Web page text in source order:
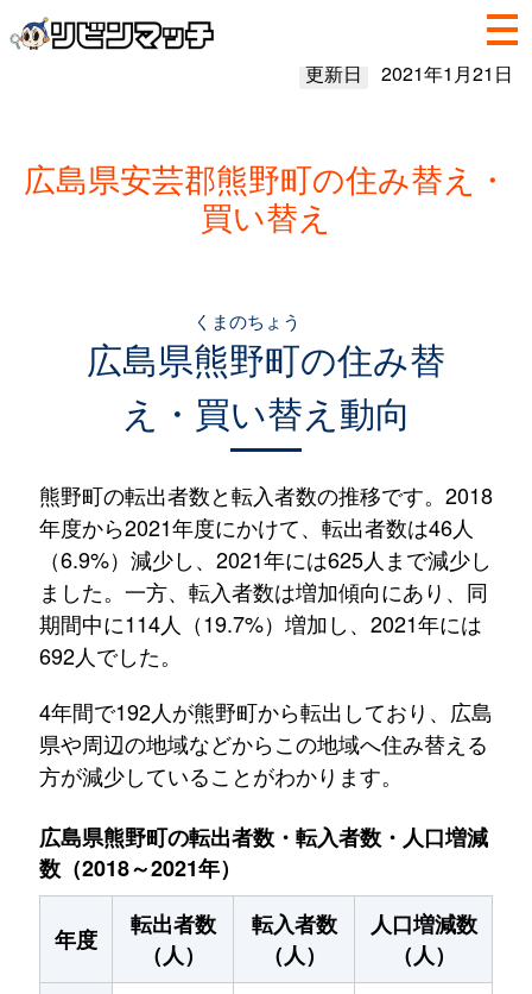
更新日 2021年1月21日
広島県安芸郡熊野町の住み替え・
買い替え
広島県熊野町
くまのちょう
の住み替
え・買い替え動向
熊野町の転出者数と転入者数の推移です。2018
年度から2021年度にかけて、転出者数は46人
（6.9%）減少し、2021年には625人まで減少し
ました。一方、転入者数は増加傾向にあり、同
期間中に114人（19.7%）増加し、2021年には
692人でした。
4年間で192人が熊野町から転出しており、広島
県や周辺の地域などからこの地域へ住み替える
方が減少していることがわかります。
広島県熊野町の転出者数・転入者数・人口増減
数（2018～2021年）
年度
転出者数
（人）
転入者数
（人）
人口増減数
（人）